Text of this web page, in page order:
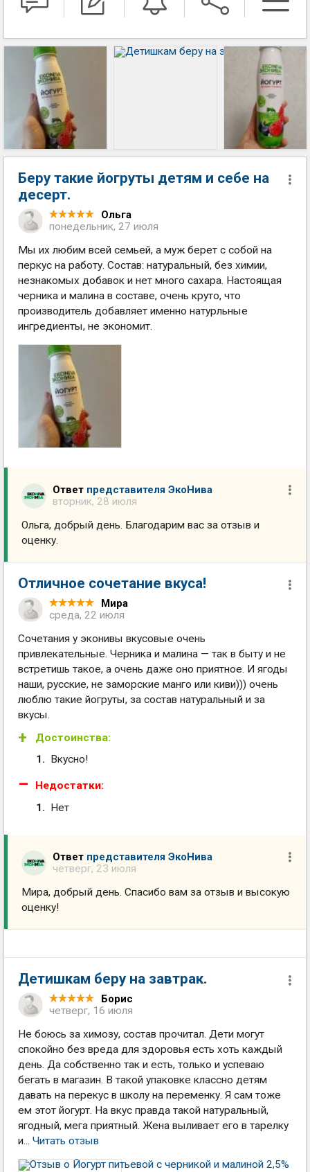
Беру такие йогруты детям и себе на
десерт.
Ольга
понедельник, 27 июля
Мы их любим всей семьей, а муж берет с собой на
перкус на работу. Состав: натуральный, без химии,
незнакомых добавок и нет много сахара. Настоящая
черника и малина в составе, очень круто, что
производитель добавляет именно натурльные
ингредиенты, не экономит.
Ответ представителя ЭкоНива
вторник, 28 июля
Ольга, добрый день. Благодарим вас за отзыв и
оценку.
Отличное сочетание вкуса!
Мира
среда, 22 июля
Сочетания у эконивы вкусовые очень
привлекательные. Черника и малина — так в быту и не
встретишь такое, а очень даже оно приятное. И ягоды
наши, русские, не заморские манго или киви))) очень
люблю такие йогруты, за состав натуральный и за
вкусы.
Достоинства:
Вкусно!
Недостатки:
Нет
Ответ представителя ЭкоНива
четверг, 23 июля
Мира, добрый день. Спасибо вам за отзыв и высокую
оценку!
Детишкам беру на завтрак.
Борис
четверг, 16 июля
Не боюсь за химозу, состав прочитал. Дети могут
спокойно без вреда для здоровья есть хоть каждый
день. Да собственно так и есть, только и успеваю
бегать в магазин. В такой упаковке классно детям
давать на перекус в школу на переменку. Я сам тоже
ем этот йогурт. На вкус правда такой натуральный,
ягодный, мега приятный. Жена выливает его в тарелку
и... Читать отзыв